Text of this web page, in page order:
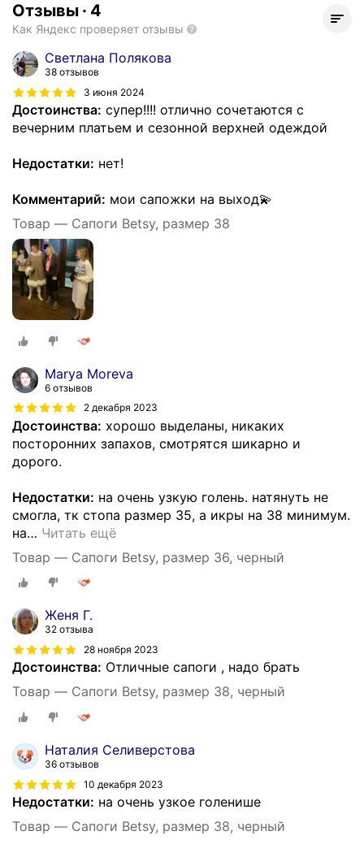
Отзывы · 4
Как Яндекс проверяет отзывы
Светлана Полякова
38 отзывов
3 июня 2024
Достоинства: супер!!!! отлично сочетаются с
вечерним платьем и сезонной верхней одеждой
Недостатки: нет!
Комментарий: мои сапожки на выход💫
Товар — Сапоги Betsy, размер 38
Marya Moreva
6 отзывов
2 декабря 2023
Достоинства: хорошо выделаны, никаких
посторонних запахов, смотрятся шикарно и
дорого.
Недостатки: на очень узкую голень. натянуть не
смогла, тк стопа размер 35, а икры на 38 минимум.
на… Читать ещё
Товар — Сапоги Betsy, размер 36, черный
Женя Г.
32 отзыва
28 ноября 2023
Достоинства: Отличные сапоги , надо брать
Товар — Сапоги Betsy, размер 38, черный
Наталия Селиверстова
36 отзывов
10 декабря 2023
Недостатки: на очень узкое голенише
Товар — Сапоги Betsy, размер 38, черный